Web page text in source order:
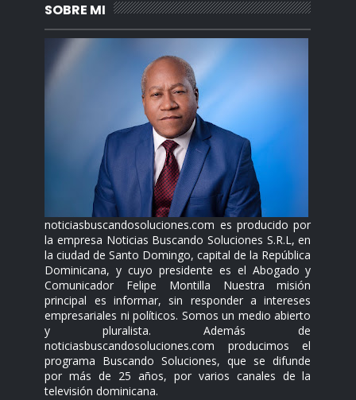
SOBRE MI
noticiasbuscandosoluciones.com es producido por
la empresa Noticias Buscando Soluciones S.R.L, en
la ciudad de Santo Domingo, capital de la República
Dominicana, y cuyo presidente es el Abogado y
Comunicador Felipe Montilla Nuestra misión
principal es informar, sin responder a intereses
empresariales ni políticos. Somos un medio abierto
y pluralista. Además de
noticiasbuscandosoluciones.com producimos el
programa Buscando Soluciones, que se difunde
por más de 25 años, por varios canales de la
televisión dominicana.